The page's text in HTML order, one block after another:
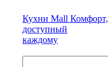
Кухни Mall Комфорт,
доступный
каждому